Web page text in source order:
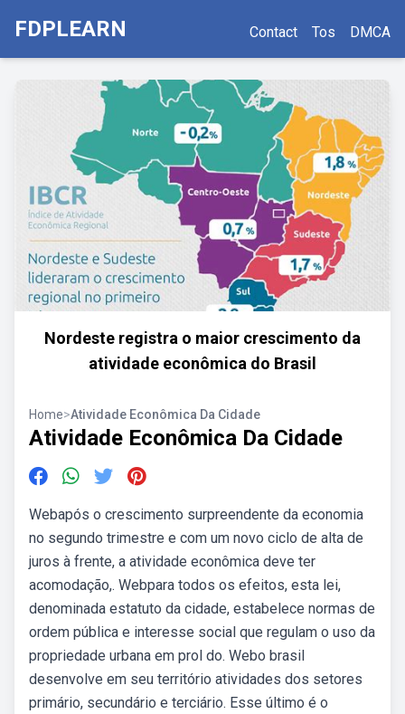
FDPLEARN Contact Tos DMCA
Nordeste registra o maior crescimento da
atividade econômica do Brasil
Home>Atividade Econômica Da Cidade
Atividade Econômica Da Cidade
Webapós o crescimento surpreendente da economia
no segundo trimestre e com um novo ciclo de alta de
juros à frente, a atividade econômica deve ter
acomodação,. Webpara todos os efeitos, esta lei,
denominada estatuto da cidade, estabelece normas de
ordem pública e interesse social que regulam o uso da
propriedade urbana em prol do. Webo brasil
desenvolve em seu território atividades dos setores
primário, secundário e terciário. Esse último é o